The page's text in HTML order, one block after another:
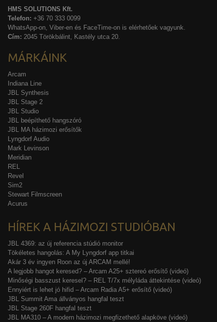
HMS SOLUTIONS Kft.
Telefon: +36 70 333 0099
WhatsApp-on, Viber-en és FaceTime-on is elérhetőek vagyunk.
Cím: 2045 Törökbálint, Kastély utca 20.
MÁRKÁINK
Arcam
Indiana Line
JBL Synthesis
JBL Stage 2
JBL Studio
JBL beépíthető hangszóró
JBL MA házimozi erősítők
Lyngdorf Audio
Mark Levinson
Meridian
REL
Revel
Sim2
Stewart Filmscreen
Acurus
HÍREK A HÁZIMOZI STUDIÓBAN
JBL 4369: az új referencia stúdió monitor
Tökéletes hangolás: A My Lyngdorf app titkai
Akár 3 év ingyen Roon az új ARCAM mellé!
A legjobb hangot keresed? – Arcam A25+ sztereó erősítő (videó)
Minőségi basszust keresel? – REL T/7x mélyláda áttekintése (videó)
Ennyiért is lehet jó hifid – Arcam Radia A5+ erősítő (videó)
JBL Summit Ama állványos hangfal teszt
JBL Stage 260F hangfal teszt
JBL MA310 – A modern házimozi megfizethető alapköve (videó)